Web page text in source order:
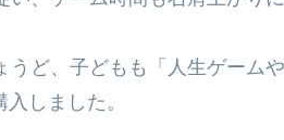
うど、子どもも「人生ゲーム
しました。